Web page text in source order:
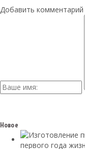
Добавить комментарий
Новое